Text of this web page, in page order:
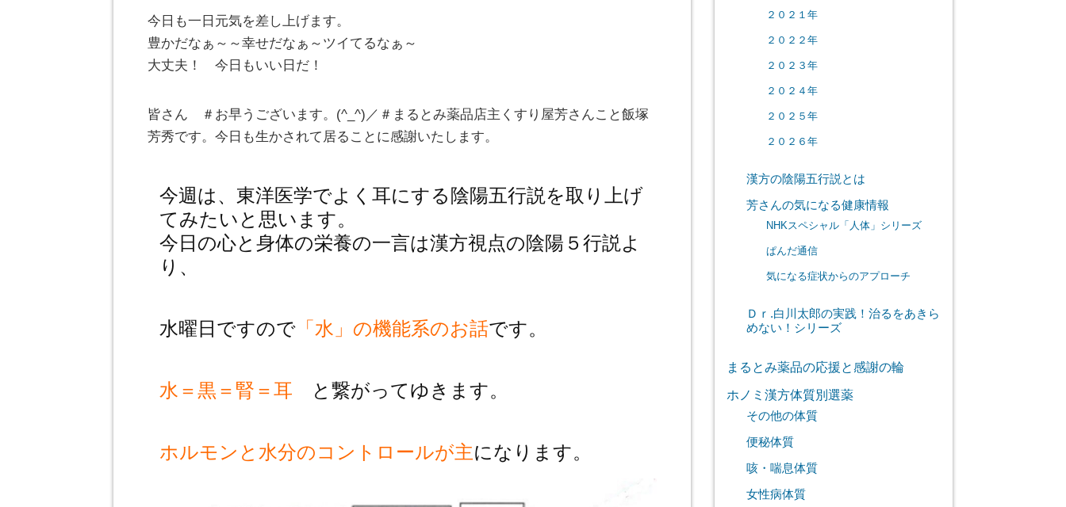
今日も一日元気を差し上げます。
豊かだなぁ～～幸せだなぁ～ツイてるなぁ～
大丈夫！ 今日もいい日だ！
皆さん ＃お早うございます。(^_^)／＃まるとみ薬品店主くすり屋芳さんこと飯塚
芳秀です。今日も生かされて居ることに感謝いたします。
今週は、東洋医学でよく耳にする陰陽五行説を取り上げ
てみたいと思います。
今日の心と身体の栄養の一言は漢方視点の陰陽５行説よ
り、
水曜日ですので 「水」の機能系のお話です。
水＝黒＝腎＝耳 と繋がってゆきます。
ホルモンと水分のコントロールが主になります。
２０２１年
２０２２年
２０２３年
２０２４年
２０２５年
２０２６年
漢方の陰陽五行説とは
芳さんの気になる健康情報
NHKスペシャル「人体」シリーズ
ぱんだ通信
気になる症状からのアプローチ
Ｄｒ.白川太郎の実践！治るをあきら
めない！シリーズ
まるとみ薬品の応援と感謝の輪
ホノミ漢方体質別選薬
その他の体質
便秘体質
咳・喘息体質
女性病体質